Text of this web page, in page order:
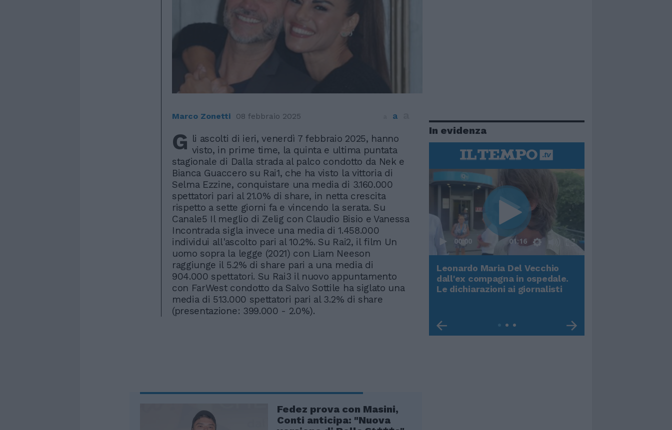
Marco Zonetti 08 febbraio 2025 a
G li ascolti di ieri, venerdì 7 febbraio 2025, hanno
visto, in prime time, la quinta e ultima puntata
stagionale di Dalla strada al palco condotto da Nek e
Bianca Guaccero su Rai1, che ha visto la vittoria di
Selma Ezzine, conquistare una media di 3.160.000
spettatori pari al 21.0% di share, in netta crescita
rispetto a sette giorni fa e vincendo la serata. Su
Canale5 Il meglio di Zelig con Claudio Bisio e Vanessa
Incontrada sigla invece una media di 1.458.000
individui all'ascolto pari al 10.2%. Su Rai2, il film Un
uomo sopra la legge (2021) con Liam Neeson
raggiunge il 5.2% di share pari a una media di
904.000 spettatori. Su Rai3 il nuovo appuntamento
con FarWest condotto da Salvo Sottile ha siglato una
media di 513.000 spettatori pari al 3.2% di share
(presentazione: 399.000 - 2.0%).
Fedez prova con Masini,
Conti anticipa: "Nuova
In evidenza
Rudy Giuliani a Come States?
Trump, Meloni e la strategia
americana
00:00 01:16
Leonardo Maria Del Vecchio
dall'ex compagna in ospedale.
Le dichiarazioni ai giornalisti